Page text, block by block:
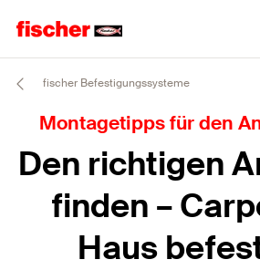
fischer Befestigungssysteme
Montagetipps für den
Den richtigen
finden –
Haus